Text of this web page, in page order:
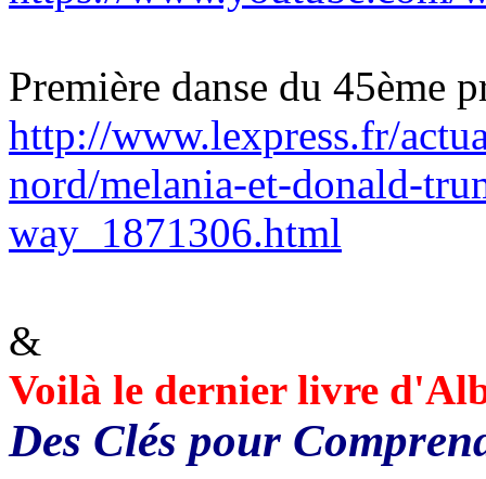
Première danse du 45ème
http://www.lexpress.fr/
nord/melania-et-donald-
way_1871306.html
&
Voilà le dernier livre
Des Clés pour